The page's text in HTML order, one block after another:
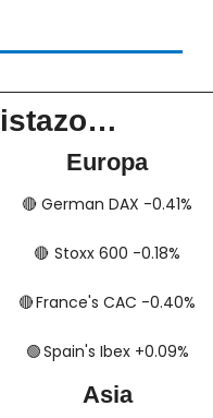
Europa
🔴 ​​​​​​ German DAX -0.41%
🔴 ​​​​​​​​  Stoxx 600 -0.18%
🔴​​​​  France's CAC -0.40%
🟢​​​​​​​​  Spain's Ibex +0.09%
Asia